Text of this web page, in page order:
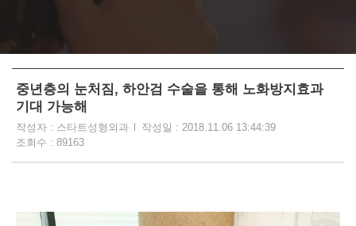
중년층의 눈처짐, 하안검 수술을 통해 노화방지효과
기대 가능해
작성자 : 스타트성형외과
작성일 : 2018.11.06 13:44:39
조회수 : 89163